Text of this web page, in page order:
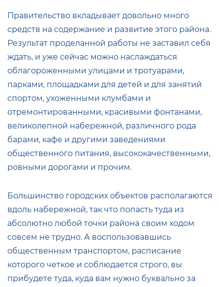
Правительство вкладывает довольно много
средств на содержание и развитие этого района.
Результат проделанной работы не заставил себя
ждать, и уже сейчас можно наслаждаться
облагороженными улицами и тротуарами,
парками, площадками для детей и для занятий
спортом, ухоженными клумбами и
отремонтированными, красивыми фонтанами,
великолепной набережной, различного рода
барами, кафе и другими заведениями
общественного питания, высококачественными,
ровными дорогами и прочим.
Большинство городских объектов располагаются
вдоль набережной, так что попасть туда из
абсолютно любой точки района своим ходом
совсем не трудно. А воспользовавшись
общественным транспортом, расписание
которого четкое и соблюдается строго, вы
прибудете туда, куда вам нужно буквально за